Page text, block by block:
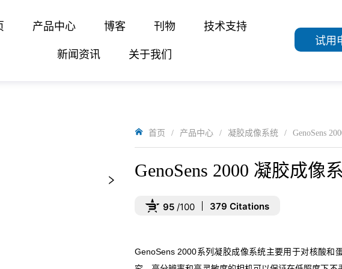
产品中心 博客 刊物 技术支持
新闻资讯 关于我们
试用
首页 / 产品中心 / 凝胶成像系统 / GenoSens
GenoSens 2000 凝胶成像
95 /100 379 Citations